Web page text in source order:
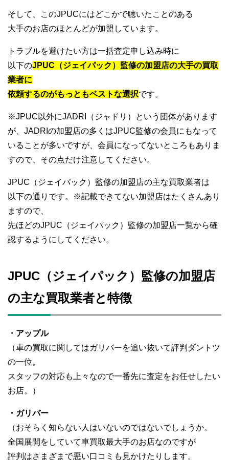
そして、このJPUCにはどこかで聴いたことのある
大手のお店のほとんどが加盟しています。
トラブルを避けたい方は一括査定申し込み時に
以下のJPUC（ジェイパック）監修の加盟店の大手の買取
業者に
依頼するのがもっともベストな選択です。
※JPUC以外にJADRI（ジャドリ）という団体があります
が、JADRIの加盟店の多くはJPUC監修の会員にもなって
いることが多いですが、会員になってないところもありま
すので、その点だけ注意してください。
JPUC（ジェイパック）監修の加盟店の主な買取業者は
以下の通りです。※記載できてない加盟店はたくさんあり
ますので、
先ほどのJPUC（ジェイパック）監修の加盟店一覧から確
認するようにしてください。
JPUC（ジェイパック）監修の加盟店
の主な買取業者と特徴
・アップル
（車の買取に関してはガリバーを追い抜いて評判ダントツ
の一位。
スタッフの対応も上々なので一番先に査定をお任せしたい
お店。）
・ガリバー
（おそらく知らない人はいないのではないでしょうか。
全国展開をしていて車買取最大手のお店なのですが
評判はさまざまで悪い口コミも見かけたりします。